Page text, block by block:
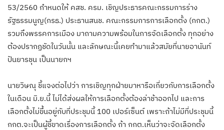
53/2560 กำหนดให้ คสช. ครม. เชิญประธารคณะกรรมการร่าง
รัฐธรรมนูญ(กรธ.) ประธานสนช. คณะกรรมการการเลือกตั้ง (กกต.)
รวมถึงพรรคการเมือง มาถามความพร้อมในการจัดเลือกตั้ง ทุกอย่าง
ต้องปรากฏชัดในวันนั้น และลักษณะนี้เคยทำมาแล้วสมัยที่นายอานันท์
ปันยารชุน เป็นนายกฯ
นายวิษณุ ชี้แจงต่อไปว่า การเชิญทุกฝ่ายมาหารือเกี่ยวกับการเลือกตั้ง
ในเดือน มิ.ย.นี้ ไม่ได้ส่งผลให้การเลือกตั้งต้องล่าช้าออกไป และการ
เลือกตั้งไม่ขึ้นอยู่กับที่ประชุมนี้ 100 เปอร์เซ็นต์ เพราะถ้าไม่มีที่ประชุมนี้
กกต.จะเป็นผู้ชี้ขาดเรื่องการเลือกตั้ง ถ้า กกต.เห็นว่าจะจัดเลือกตั้ง